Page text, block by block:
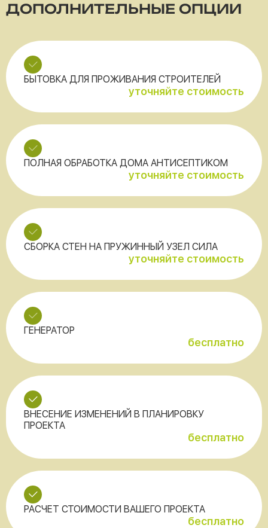
ДОПОЛНИТЕЛЬНЫЕ ОПЦИИ
БЫТОВКА ДЛЯ ПРОЖИВАНИЯ СТРОИТЕЛЕЙ
уточняйте стоимость
ПОЛНАЯ ОБРАБОТКА ДОМА АНТИСЕПТИКОМ
уточняйте стоимость
СБОРКА СТЕН НА ПРУЖИННЫЙ УЗЕЛ СИЛА
уточняйте стоимость
ГЕНЕРАТОР
бесплатно
ВНЕСЕНИЕ ИЗМЕНЕНИЙ В ПЛАНИРОВКУ
ПРОЕКТА
бесплатно
РАСЧЕТ СТОИМОСТИ ВАШЕГО ПРОЕКТА
бесплатно